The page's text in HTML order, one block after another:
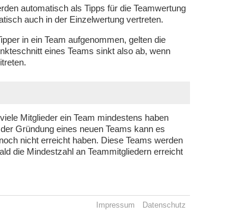
automatisch als Tipps für die Teamwertung
auch in der Einzelwertung vertreten.
in ein Team aufgenommen, gelten die
eines Teams sinkt also ab, wenn
Mitglieder ein Team mindestens haben
Gründung eines neuen Teams kann es
nicht erreicht haben. Diese Teams werden
die Mindestzahl an Teammitgliedern erreicht
Impressum Datenschutz